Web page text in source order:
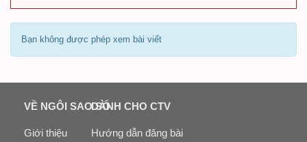
Bạn không được phép xem bài viết
VỀ NGÔI SAO SỐ
Giới thiệu
DÀNH CHO CTV
Hướng dẫn đăng bài